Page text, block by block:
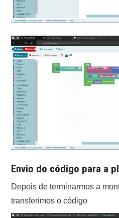
Envio do código para a
Depois de terminarmos a
transferimos o código